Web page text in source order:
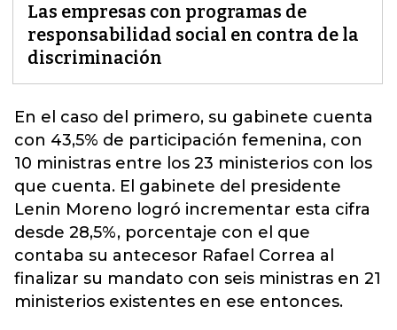
Las empresas con programas de
responsabilidad social en contra de la
discriminación
En el caso del primero, su gabinete cuenta
con 43,5% de participación femenina, con
10 ministras entre los 23 ministerios con los
que cuenta. El gabinete del presidente
Lenin Moreno logró incrementar esta cifra
desde 28,5%, porcentaje con el que
contaba su antecesor Rafael Correa al
finalizar su mandato con seis ministras en 21
ministerios existentes en ese entonces.